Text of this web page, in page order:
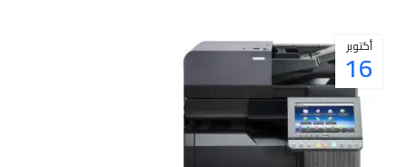
16
أكتوبر